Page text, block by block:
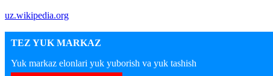
uz.wikipedia.org
TEZ YUK MARKAZ
Yuk markaz elonlari yuk yuborish va yuk tashish